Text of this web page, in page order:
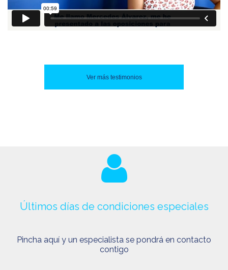
Ver más testimonios
Últimos días de condiciones especiales
Pincha aquí y un especialista se pondrá en contacto
contigo